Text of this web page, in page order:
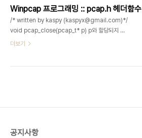
Winpcap 프로그래밍 :: pcap.h 헤더함수
/* written by kaspy (kaspyx@gmail.com)*/
void pcap_close(pcap_t* p) p와 할당되지 않
은 데이터에 연계된 파일을 닫는 함수 int
1483 L..
더보기
공지사항